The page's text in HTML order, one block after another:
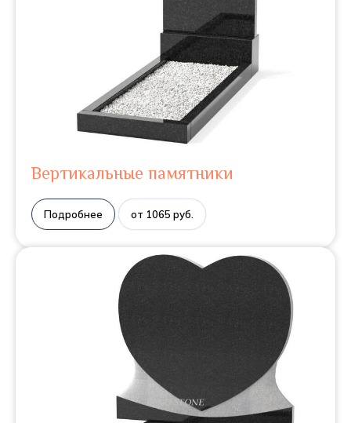
Вертикальные памятники
Подробнее от 1065 руб.